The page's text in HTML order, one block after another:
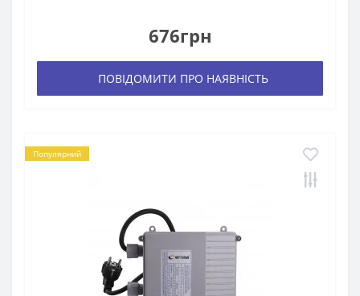
676грн
ПОВІДОМИТИ ПРО НАЯВНІСТЬ
Популярний